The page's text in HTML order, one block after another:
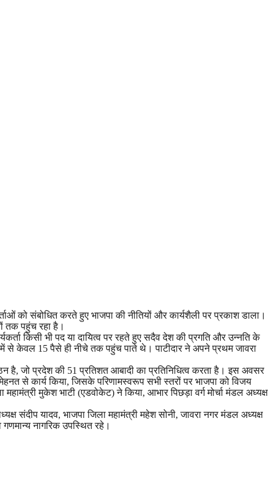
को संबोधित करते हुए भाजपा की नीतियों और कार्यशैली पर प्रकाश डाला।
तक पहुंच रहा है।
किसी भी पद या दायित्व पर रहते हुए सदैव देश की प्रगति और उन्नति के
में से केवल 15 पैसे ही नीचे तक पहुंच पाते थे। पाटीदार ने अपने प्रथम जावरा
है, जो प्रदेश की 51 प्रतिशत आबादी का प्रतिनिधित्व करता है। इस अवसर
मेहनत से कार्य किया, जिसके परिणामस्वरूप सभी स्तरों पर भाजपा को विजय
मुकेश भाटी (एडवोकेट) ने किया, आभार पिछड़ा वर्ग मोर्चा मंडल अध्यक्ष
संदीप यादव, भाजपा जिला महामंत्री महेश सोनी, जावरा नगर मंडल अध्यक्ष
गणमान्य नागरिक उपस्थित रहे।